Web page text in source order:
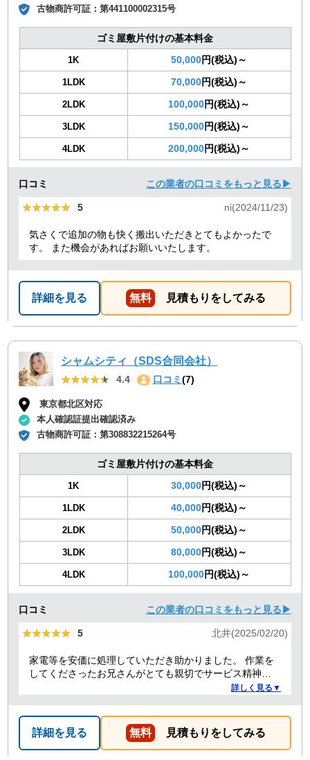
古物商許可証：第441100002315号
ゴミ屋敷片付けの基本料金
1K 50,000円(税込)～
1LDK 70,000円(税込)～
2LDK 100,000円(税込)～
3LDK 150,000円(税込)～
4LDK 200,000円(税込)～
口コミ この業者の口コミをもっと見る▶
★★★★★
★★★★★ 5 ni(2024/11/23)
気さくで追加の物も快く搬出いただきとてもよかったで
す。 また機会があればお願いいたします。
詳細を見る 無料 見積もりをしてみる
シャムシティ（SDS合同会社）
★★★★★
★★★★★ 4.4 口コミ (7)
東京都北区対応
本人確認証提出確認済み
古物商許可証：第308832215264号
ゴミ屋敷片付けの基本料金
1K 30,000円(税込)～
1LDK 40,000円(税込)～
2LDK 50,000円(税込)～
3LDK 80,000円(税込)～
4LDK 100,000円(税込)～
口コミ この業者の口コミをもっと見る▶
★★★★★
★★★★★ 5 北井(2025/02/20)
家電等を安価に処理していただき助かりました。 作業を
してくださったお兄さんがとても親切でサービス精神溢
詳しく見る▼
詳細を見る 無料 見積もりをしてみる